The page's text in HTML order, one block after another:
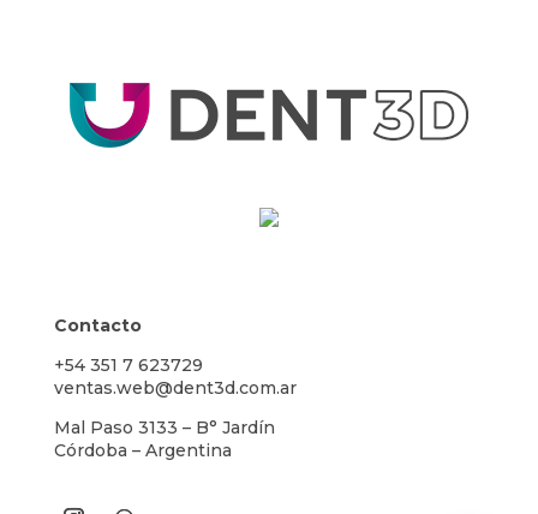
Contacto
+54 351 7 623729
ventas.web@dent3d.com.ar
Mal Paso 3133 – B° Jardín
Córdoba – Argentina